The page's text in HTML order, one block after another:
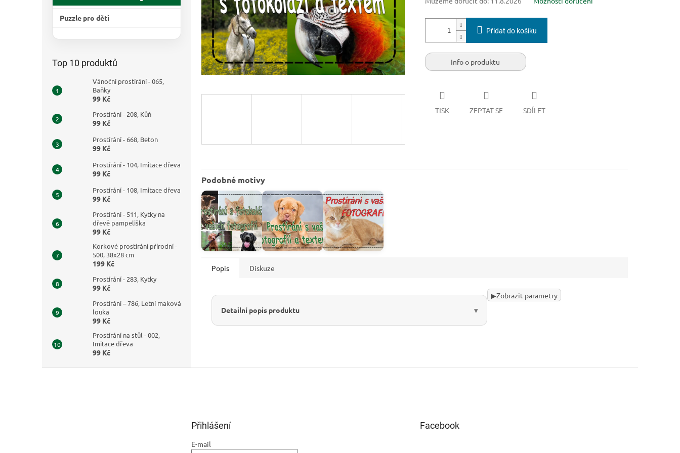
Puzzle pro děti
kategorie
Top 10 produktů
Vánoční prostírání - 065,
Baňky
99 Kč
Prostírání - 208, Kůň
99 Kč
Prostírání - 668, Beton
99 Kč
Prostírání - 104, Imitace dřeva
99 Kč
Prostírání - 108, Imitace dřeva
99 Kč
Prostírání - 511, Kytky na
dřevě pampeliška
99 Kč
Korkové prostírání přírodní -
500, 38x28 cm
199 Kč
Prostírání - 283, Kytky
99 Kč
Prostírání – 786, Letní maková
louka
99 Kč
Prostírání na stůl - 002,
Imitace dřeva
99 Kč
Přidat do košíku
Info o produktu
TISK ZEPTAT SE SDÍLET
Podobné motivy
Popis Diskuze
Detailní popis produktu
▶Zobrazit parametry
Přihlášení
E-mail
Facebook